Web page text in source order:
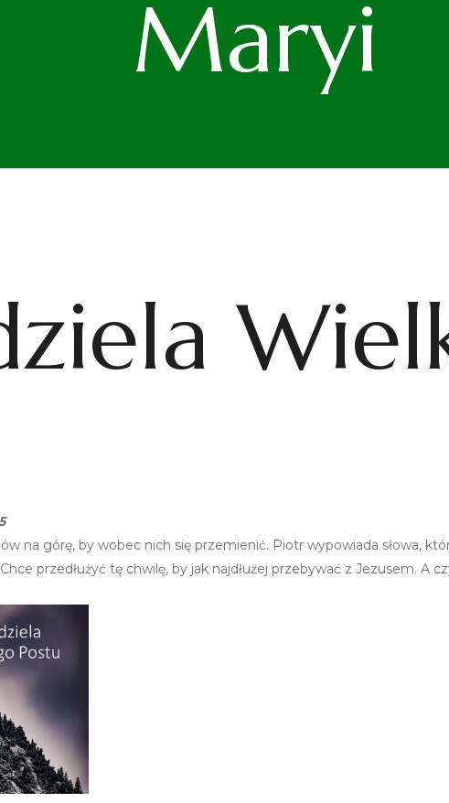
Maryi
na górę, by wobec nich się przemienić. Piotr wypowiada słowa,
przedłużyć tę chwilę, by jak najdłużej przebywać z Jezusem. A